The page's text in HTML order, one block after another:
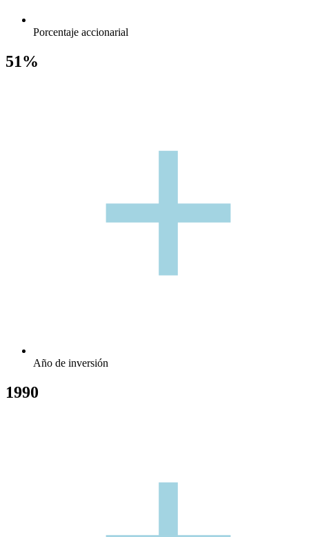
Porcentaje accionarial
51% +
Año de inversión
1990